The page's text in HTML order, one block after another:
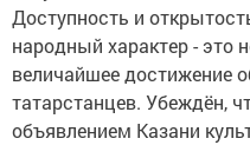
Доступность и
народный характер - это
величайшее достижение
татарстанцев. Убеждён,
объявлением Казани